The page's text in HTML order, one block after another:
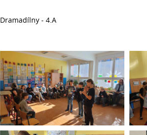
Dramadílny - 4.A